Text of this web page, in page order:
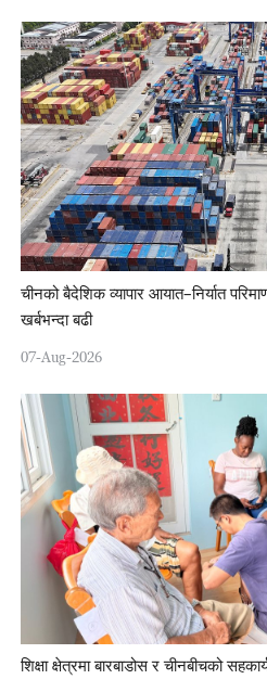
चीनको बैदेशिक व्यापार आयात–निर्यात
खर्बभन्दा बढी
07-Aug-2026
शिक्षा क्षेत्रमा बारबाडोस र चीनबीचको